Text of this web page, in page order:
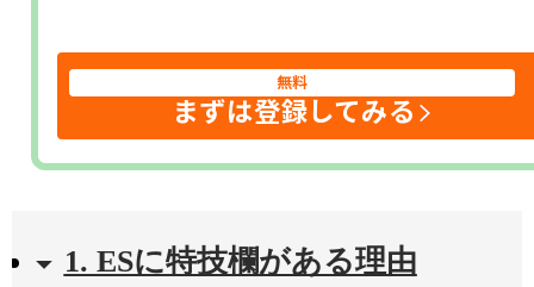
無料
まずは登録してみる
1. ESに特技欄がある理由